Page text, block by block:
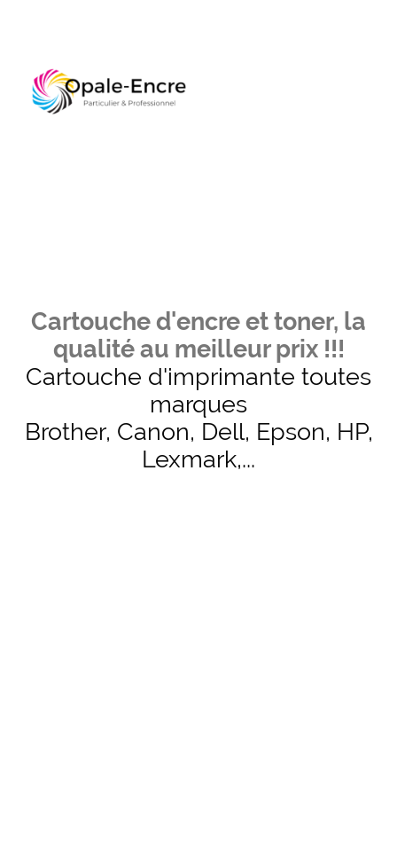
Cartouche d'encre et toner, la
qualité au meilleur prix !!!
Cartouche d'imprimante toutes
marques
Brother, Canon, Dell, Epson, HP,
Lexmark,...